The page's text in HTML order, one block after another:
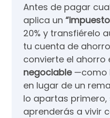
Antes de pagar
aplica un
20% y transfiérelo
tu cuenta de
convierte el ahorro
negociable—como
en lugar de un
lo apartas
aprenderás a vivir